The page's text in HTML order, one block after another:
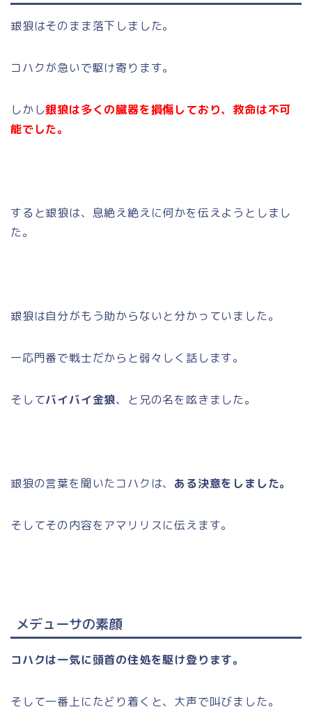
銀狼はそのまま落下しました。
コハクが急いで駆け寄ります。
しかし銀狼は多くの臓器を損傷しており、救命は不可
能でした。
すると銀狼は、息絶え絶えに何かを伝えようとしまし
た。
銀狼は自分がもう助からないと分かっていました。
一応門番で戦士だからと弱々しく話します。
そしてバイバイ金狼、と兄の名を呟きました。
銀狼の言葉を聞いたコハクは、 ある決意をしました。
そしてその内容をアマリリスに伝えます。
メデューサの素顔
コハクは一気に頭首の住処を駆け登ります。
そして一番上にたどり着くと、大声で叫びました。